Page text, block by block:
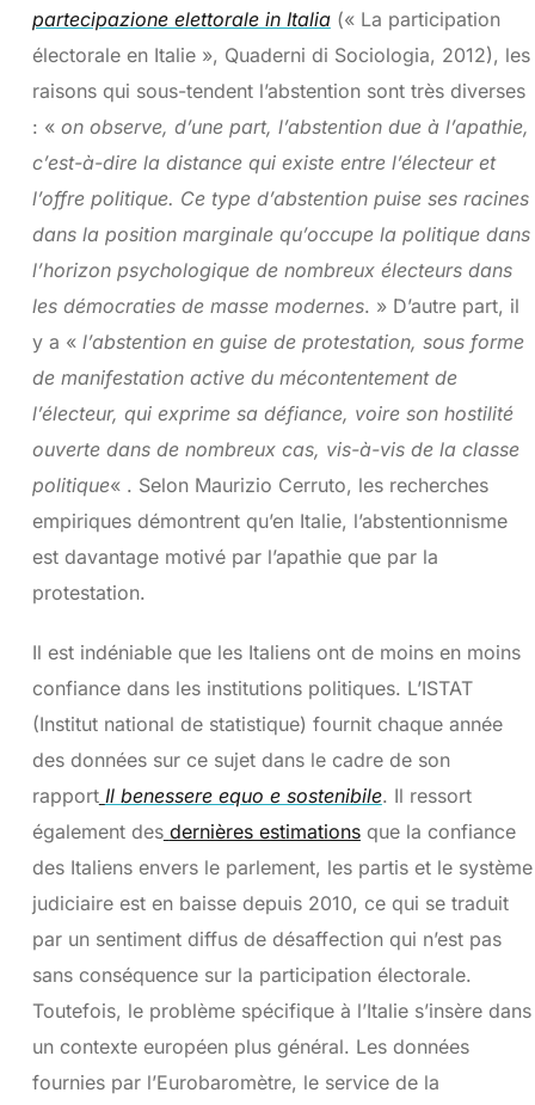
partecipazione elettorale in Italia(« La participation
électorale en Italie », Quaderni di Sociologia, 2012), les
raisons qui sous-tendent l’abstention sont très diverses
: « on observe, d’une part, l’abstention due à l’apathie,
c’est-à-dire la distance qui existe entre l’électeur et
l’offre politique. Ce type d’abstention puise ses racines
dans la position marginale qu’occupe la politique dans
l’horizon psychologique de nombreux électeurs dans
les démocraties de masse modernes. » D’autre part, il
y a « l’abstention en guise de protestation, sous forme
de manifestation active du mécontentement de
l’électeur, qui exprime sa défiance, voire son hostilité
ouverte dans de nombreux cas, vis-à-vis de la classe
politique« . Selon Maurizio Cerruto, les recherches
empiriques démontrent qu’en Italie, l’abstentionnisme
est davantage motivé par l’apathie que par la
protestation.
Il est indéniable que les Italiens ont de moins en moins
confiance dans les institutions politiques. L’ISTAT
(Institut national de statistique) fournit chaque année
des données sur ce sujet dans le cadre de son
rapport Il benessere equo e sostenibile. Il ressort
également des dernières estimationsque la confiance
des Italiens envers le parlement, les partis et le système
judiciaire est en baisse depuis 2010, ce qui se traduit
par un sentiment diffus de désaffection qui n’est pas
sans conséquence sur la participation électorale.
Toutefois, le problème spécifique à l’Italie s’insère dans
un contexte européen plus général. Les données
fournies par l’Eurobaromètre, le service de la